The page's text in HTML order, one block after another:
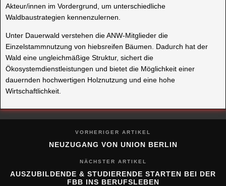
Akteur/innen im Vordergrund, um unterschiedliche
Waldbaustrategien kennenzulernen.
Unter Dauerwald verstehen die ANW-Mitglieder die
Einzelstammnutzung von hiebsreifen Bäumen. Dadurch hat der
Wald eine ungleichmäßige Struktur, sichert die
Ökosystemdienstleistungen und bietet die Möglichkeit einer
dauernden hochwertigen Holznutzung und eine hohe
Wirtschaftlichkeit.
VORHERIGER ARTIKEL
NEUZUGANG VON UNION BERLIN
NÄCHSTER ARTIKEL
AUSZUBILDENDE & STUDIERENDE STARTEN BEI DER
FBB INS BERUFSLEBEN